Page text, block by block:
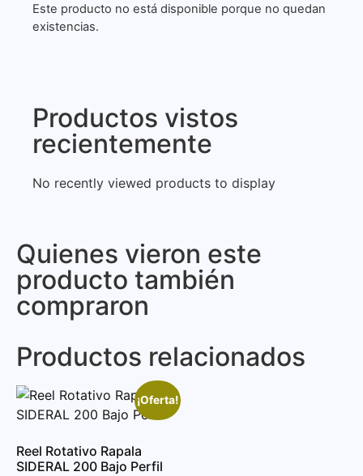
Este producto no está disponible porque no quedan
existencias.
Productos vistos
recientemente
No recently viewed products to display
Quienes vieron este
producto también
compraron
Productos relacionados
¡Oferta!
Reel Rotativo Rapala
SIDERAL 200 Bajo Perfil